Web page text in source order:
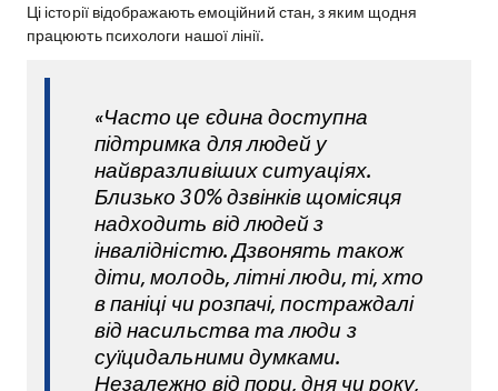
Ці історії відображають емоційний стан, з яким щодня
працюють психологи нашої лінії.
«Часто це єдина доступна
підтримка для людей у
найвразливіших ситуаціях.
Близько 30% дзвінків щомісяця
надходить від людей з
інвалідністю. Дзвонять також
діти, молодь, літні люди, ті, хто
в паніці чи розпачі, постраждалі
від насильства та люди з
суїцидальними думками.
Незалежно від пори, дня чи року,